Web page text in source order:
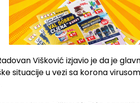
Višković izjavio je da je
situacije u vezi sa korona